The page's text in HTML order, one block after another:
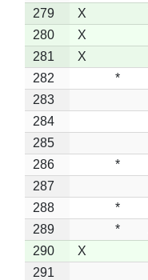
279
X
280
X
281
X
282
*
283
284
285
286
*
287
288
*
289
*
290
X
291